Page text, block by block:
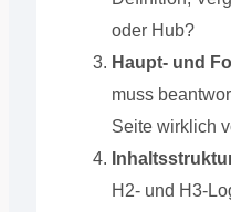
oder Hub?
Haupt- und
muss
Seite wirklich
H2- und H3-